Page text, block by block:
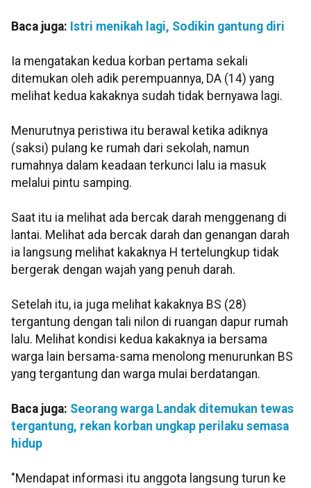
Baca juga: Istri menikah lagi, Sodikin gantung diri
Ia mengatakan kedua korban pertama sekali
ditemukan oleh adik perempuannya, DA (14) yang
melihat kedua kakaknya sudah tidak bernyawa lagi.
Menurutnya peristiwa itu berawal ketika adiknya
(saksi) pulang ke rumah dari sekolah, namun
rumahnya dalam keadaan terkunci lalu ia masuk
melalui pintu samping.
Saat itu ia melihat ada bercak darah menggenang di
lantai. Melihat ada bercak darah dan genangan darah
ia langsung melihat kakaknya H tertelungkup tidak
bergerak dengan wajah yang penuh darah.
Setelah itu, ia juga melihat kakaknya BS (28)
tergantung dengan tali nilon di ruangan dapur rumah
lalu. Melihat kondisi kedua kakaknya ia bersama
warga lain bersama-sama menolong menurunkan BS
yang tergantung dan warga mulai berdatangan.
Baca juga: Seorang warga Landak ditemukan tewas
tergantung, rekan korban ungkap perilaku semasa
hidup
"Mendapat informasi itu anggota langsung turun ke